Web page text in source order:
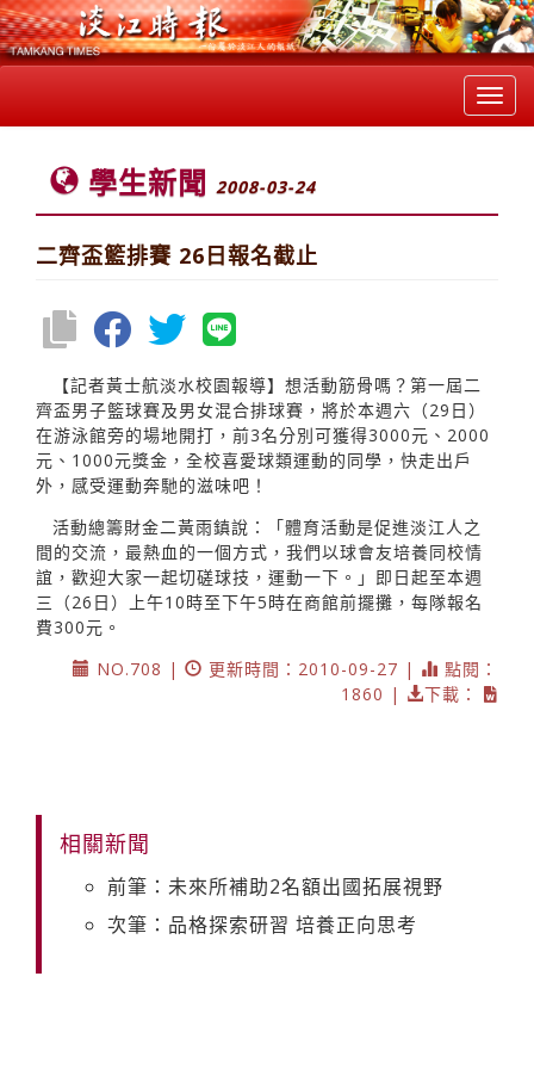
學生新聞 2008-03-24
二齊盃籃排賽 26日報名截止
【記者黃士航淡水校園報導】想活動筋骨嗎？第一屆二
齊盃男子籃球賽及男女混合排球賽，將於本週六（29日）
在游泳館旁的場地開打，前3名分別可獲得3000元、2000
元、1000元獎金，全校喜愛球類運動的同學，快走出戶
外，感受運動奔馳的滋味吧！
活動總籌財金二黃雨鎮說：「體育活動是促進淡江人之
間的交流，最熱血的一個方式，我們以球會友培養同校情
誼，歡迎大家一起切磋球技，運動一下。」即日起至本週
三（26日）上午10時至下午5時在商館前擺攤，每隊報名
費300元。
NO.708 |
更新時間：2010-09-27 |
點閱：
1860 |
下載：
相關新聞
前筆：未來所補助2名額出國拓展視野
次筆：品格探索研習 培養正向思考